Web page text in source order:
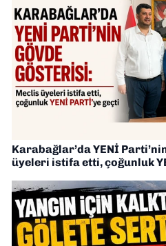
Karabağlar’da YENİ
üyeleri istifa etti, çoğunluk